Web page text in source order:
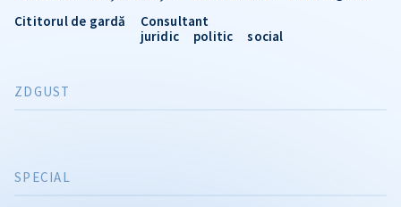
SPECIAL
Cititorul de gardă
Consultant
juridic
politic social
ZDGUST